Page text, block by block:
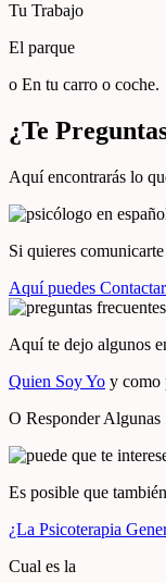
Tu Trabajo
El parque
o En tu carro o coche.
¿Te
Aquí encontrarás lo
Si quieres
Aquí puedes
Aquí te dejo algunos
Quien Soy Yo y como
O Responder Algunas
Es posible que
¿La Psicoterapia
Cual es la